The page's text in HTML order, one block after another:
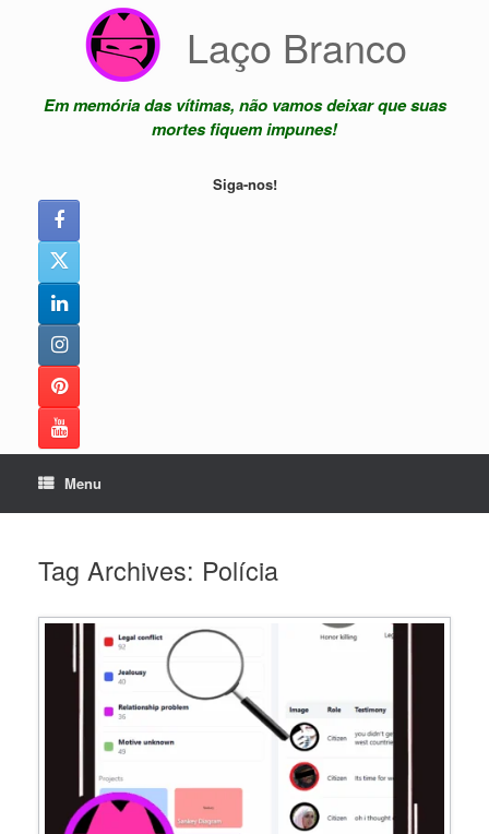
Laço Branco
Em memória das vítimas, não vamos deixar que suas
mortes fiquem impunes!
Siga-nos!
Menu
Tag Archives: Polícia